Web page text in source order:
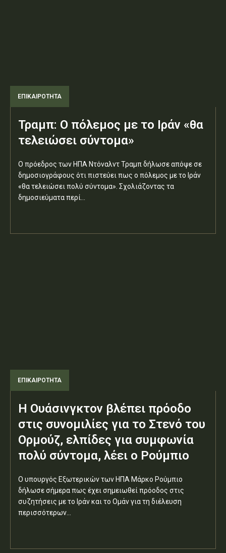
ΕΠΙΚΑΙΡΟΤΗΤΑ
Τραμπ: Ο πόλεμος με το Ιράν «θα
τελειώσει σύντομα»
Ο πρόεδρος των ΗΠΑ Ντόναλντ Τραμπ δήλωσε απόψε σε
δημοσιογράφους ότι πιστεύει πως ο πόλεμος με το Ιράν
«θα τελειώσει πολύ σύντομα». Σχολιάζοντας τα
δημοσιεύματα περί...
ΕΠΙΚΑΙΡΟΤΗΤΑ
Η Ουάσινγκτον βλέπει πρόοδο
στις συνομιλίες για το Στενό του
Ορμούζ, ελπίδες για συμφωνία
πολύ σύντομα, λέει ο Ρούμπιο
Ο υπουργός Εξωτερικών των ΗΠΑ Μάρκο Ρούμπιο
δήλωσε σήμερα πως έχει σημειωθεί πρόοδος στις
συζητήσεις με το Ιράν και το Ομάν για τη διέλευση
περισσότερων...